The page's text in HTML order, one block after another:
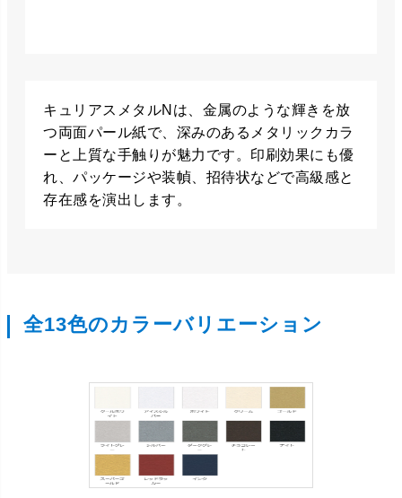
キュリアスメタルNは、金属のような輝きを放
つ両面パール紙で、深みのあるメタリックカラ
ーと上質な手触りが魅力です。印刷効果にも優
れ、パッケージや装幀、招待状などで高級感と
存在感を演出します。
全13色のカラーバリエーション